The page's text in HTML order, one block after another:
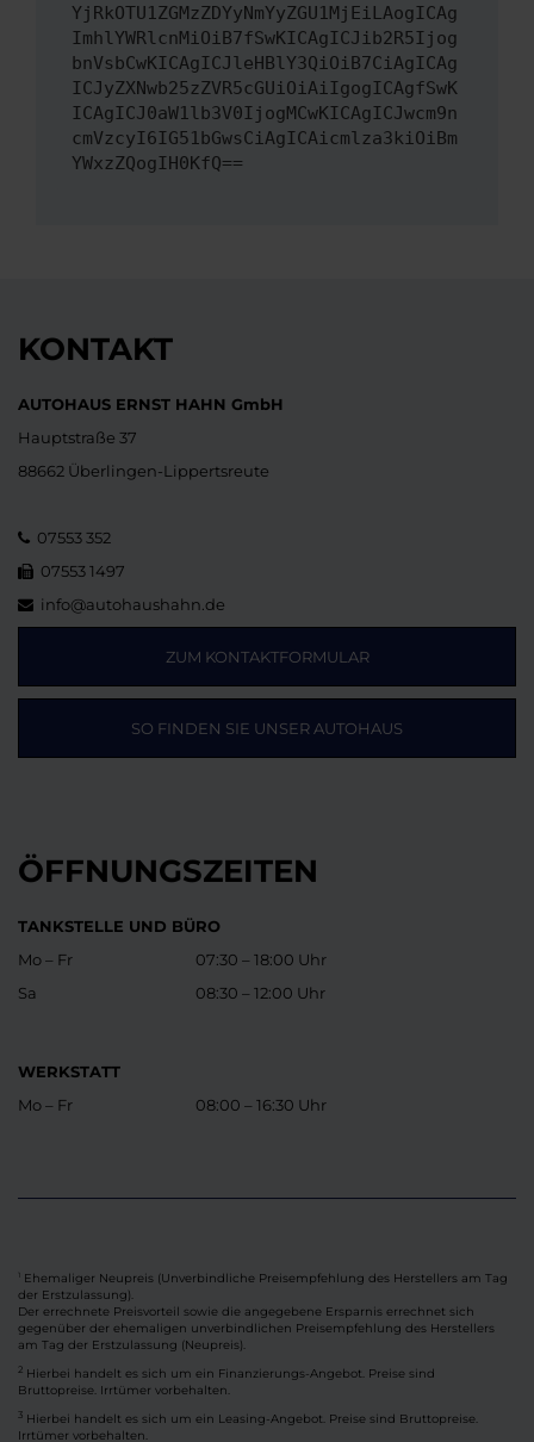
YjRkOTU1ZGMzZDYyNmYyZGU1MjEiLAogICAg
ImhlYWRlcnMiOiB7fSwKICAgICJib2R5Ijog
bnVsbCwKICAgICJleHBlY3QiOiB7CiAgICAg
ICJyZXNwb25zZVR5cGUiOiAiIgogICAgfSwK
ICAgICJ0aW1lb3V0IjogMCwKICAgICJwcm9n
cmVzcyI6IG51bGwsCiAgICAicmlza3kiOiBm
YWxzZQogIH0KfQ==
KONTAKT
AUTOHAUS ERNST HAHN GmbH
Hauptstraße 37
88662 Überlingen-Lippertsreute
07553 352
07553 1497
info@autohaushahn.de
ZUM KONTAKTFORMULAR
SO FINDEN SIE UNSER AUTOHAUS
ÖFFNUNGSZEITEN
TANKSTELLE UND BÜRO
Mo – Fr
Sa
07:30 – 18:00 Uhr
08:30 – 12:00 Uhr
WERKSTATT
Mo – Fr
08:00 – 16:30 Uhr
Ehemaliger Neupreis (Unverbindliche Preisempfehlung des Herstellers am Tag
der Erstzulassung).
Der errechnete Preisvorteil sowie die angegebene Ersparnis errechnet sich
gegenüber der ehemaligen unverbindlichen Preisempfehlung des Herstellers
am Tag der Erstzulassung (Neupreis).
2 Hierbei handelt es sich um ein Finanzierungs-Angebot. Preise sind
Bruttopreise. Irrtümer vorbehalten.
3 Hierbei handelt es sich um ein Leasing-Angebot. Preise sind Bruttopreise.
Irrtümer vorbehalten.